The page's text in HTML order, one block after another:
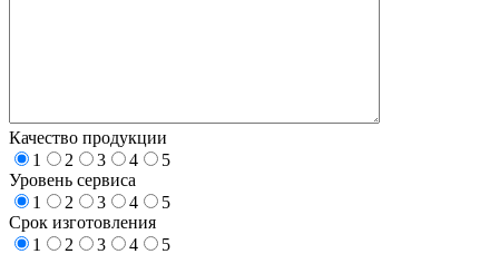
Качество продукции
1
2 3 4
5
Уровень сервиса
1
2 3 4
5
Срок изготовления
1
2 3 4
5